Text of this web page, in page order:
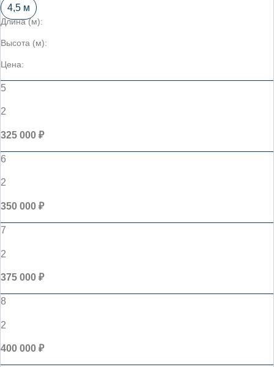
4,5 м
Длина (м):
Высота (м):
Цена:
5
2
325 000 ₽
6
2
350 000 ₽
7
2
375 000 ₽
8
2
400 000 ₽